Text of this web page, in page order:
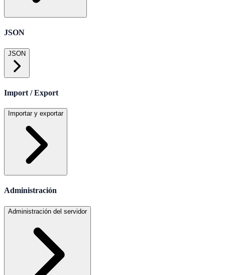
JSON
JSON
Import / Export
Importar y exportar
Administración
Administración del servidor